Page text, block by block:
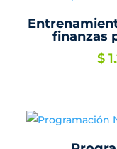
finanzas
$